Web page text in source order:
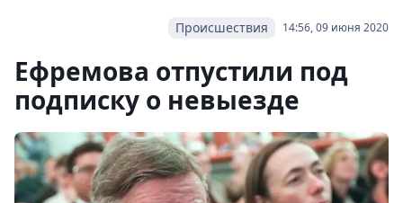
14:56, 09 июня 2020
Происшествия
Ефремова отпустили под
подписку о невыезде